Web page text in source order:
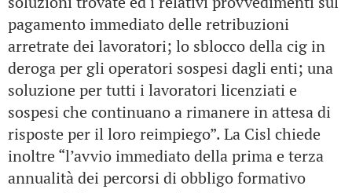
pagamento immediato delle retribuzioni
arretrate dei lavoratori; lo sblocco della cig in
deroga per gli operatori sospesi dagli enti; una
soluzione per tutti i lavoratori licenziati e
sospesi che continuano a rimanere in attesa di
risposte per il loro reimpiego”. La Cisl chiede
inoltre “l’avvio immediato della prima e terza
annualità dei percorsi di obbligo formativo